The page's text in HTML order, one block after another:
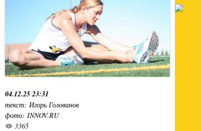
04.12.25 23:31
текст: Игорь Голованов
фото: INNOV.RU
3365